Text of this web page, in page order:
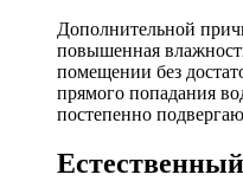
Дополнительной
повышенная
помещении без
прямого попадания
постепенно